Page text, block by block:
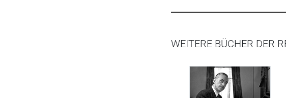
WEITERE BÜCHER DER